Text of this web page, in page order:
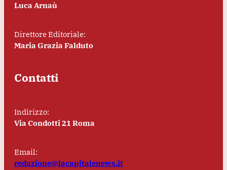
Luca Arnaù
Direttore Editoriale:
Maria Grazia Falduto
Contatti
Indirizzo:
Via Condotti 21 Roma
Email:
redazione@lacapitalenews.it